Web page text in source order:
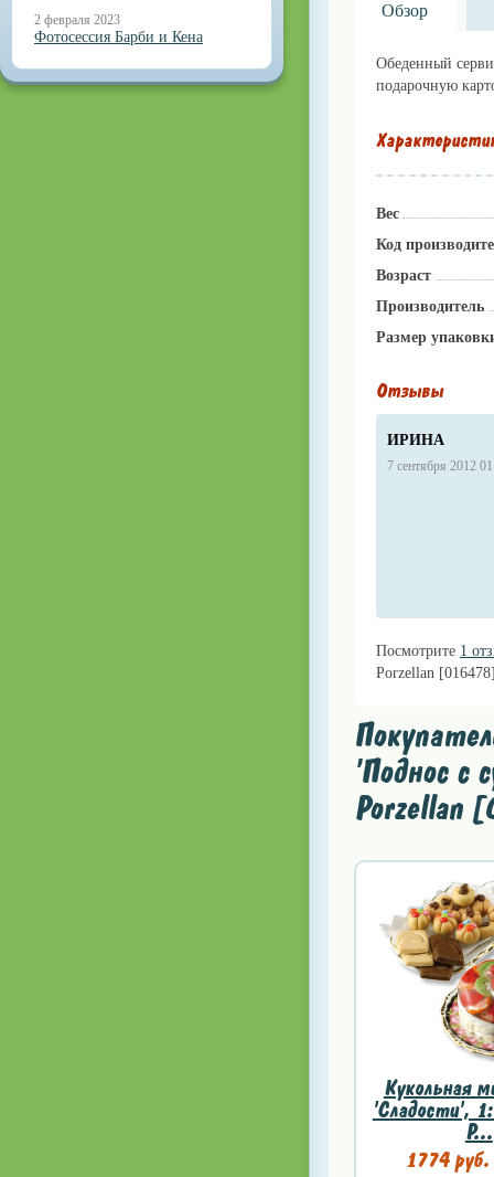
2 февраля 2023
Фотосессия Барби и Кена
Обзор
Обеденный
подарочную
Вес
Код
Возраст
Производитель
Размер
Отзывы
ИРИНА
7 сентября 2012
Посмотрите 1
Porzellan
'Поднос с
Porzellan
Кукольная
'Сладости',
P...
1774